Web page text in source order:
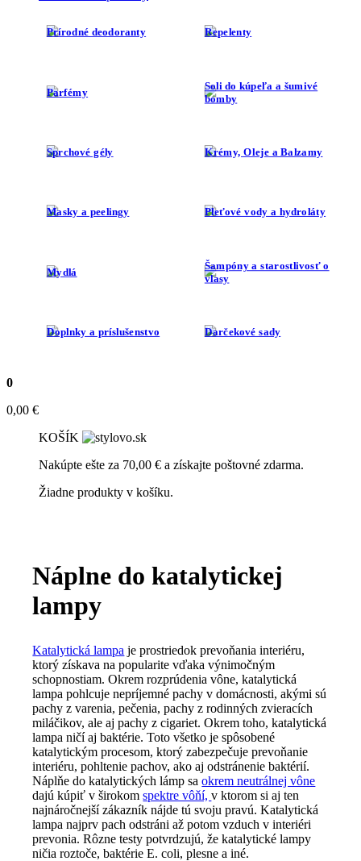
Prírodné deodoranty Repelenty
Parfémy
Soli do kúpeľa a šumivé
bomby
Sprchové gély Krémy, Oleje a Balzamy
Masky a peelingy Pleťové vody a hydroláty
Mydlá
Šampóny a starostlivosť o
vlasy
Doplnky a príslušenstvo Darčekové sady
0
0,00 €
KOŠÍK
Nakúpte ešte za 70,00 € a získajte poštovné zdarma.
Žiadne produkty v košíku.
Náplne do katalytickej
lampy
Katalytická lampa je prostriedok prevoňania interiéru,
ktorý získava na popularite vďaka výnimočným
schopnostiam. Okrem rozprúdenia vône, katalytická
lampa pohlcuje nepríjemné pachy v domácnosti, akými sú
pachy z varenia, pečenia, pachy z rodinných zvieracích
miláčikov, ale aj pachy z cigariet. Okrem toho, katalytická
lampa ničí aj baktérie. Toto všetko je spôsobené
katalytickým procesom, ktorý zabezpečuje prevoňanie
interiéru, pohltenie pachov, ako aj odstránenie baktérií.
Náplňe do katalytických lámp saokrem neutrálnej vône
dajú kúpiť v širokomspektre vôňí,v ktorom si aj ten
najnáročnejší zákazník nájde tú svoju pravú. Katalytická
lampa najprv pach odstráni až potom vzduch v interiéri
prevonia. Rôzne testy potvrdzujú, že katalytické lampy
ničia roztoče, baktérie E. coli, plesne a iné.